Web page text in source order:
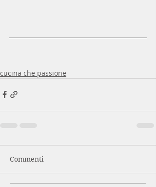
cucina che passione
Commenti